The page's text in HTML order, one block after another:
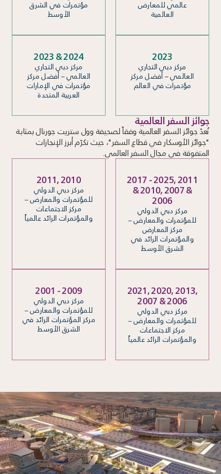
عالمي للمعارض
العالمية
مؤتمرات في الشرق
الأوسط
2023
مركز دبي التجاري
العالمي – أفضل مركز
مؤتمرات في العالم
2023 & 2024
مركز دبي التجاري
العالمي – أفضل مركز
مؤتمرات في الإمارات
العربية المتحدة
جوائز السفر العالمية
تُعدّ جوائز السفر العالمية وفقاً لصحيفة وول ستريت جورنال بمثابة
"جوائز الأوسكار في قطاع السفر"، حيث تكرّم أبرز الإنجازات
المتفوقة في مجال السفر العالمي.
2017 - 2025, 2011
& 2010, 2007 &
2006
مركز دبي الدولي
للمؤتمرات والمعارض –
مركز المعارض
والمؤتمرات الرائد في
الشرق الأوسط
2011, 2010
مركز دبي الدولي
للمؤتمرات والمعارض –
مركز الاجتماعات
والمؤتمرات الرائد عالمياً
2021, 2020, 2013,
2007 & 2006
مركز دبي الدولي
للمؤتمرات والمعارض –
مركز الاجتماعات
والمؤتمرات الرائد عالمياً
2001 - 2009
مركز دبي الدولي
للمؤتمرات والمعارض –
مركز المؤتمرات الرائد في
الشرق الأوسط